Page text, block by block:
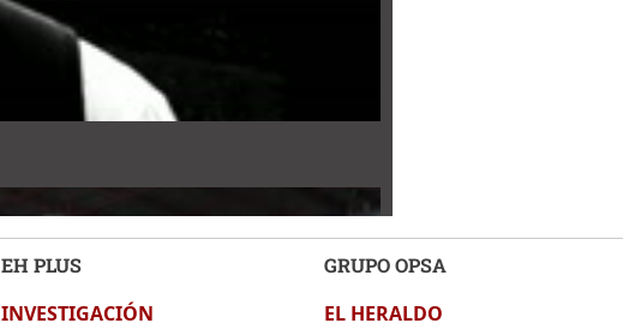
EH PLUS
INVESTIGACIÓN
GRUPO OPSA
EL HERALDO